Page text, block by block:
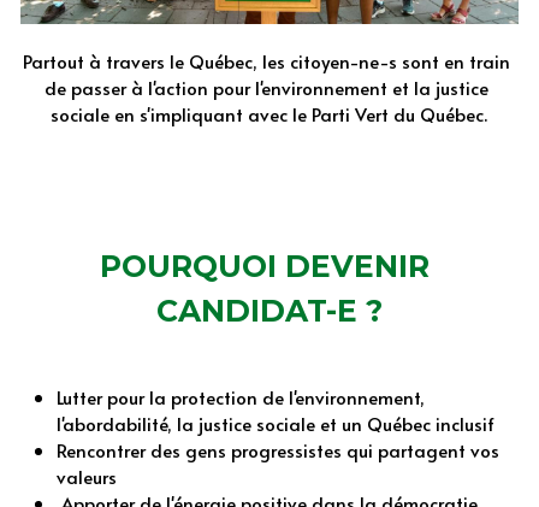
Partout à travers le Québec, les citoyen-ne-s sont en train
de passer à l'action pour l'environnement et la justice
sociale en s'impliquant avec le Parti Vert du Québec.
POURQUOI DEVENIR
CANDIDAT-E ?
Lutter pour la protection de l'environnement,
l'abordabilité, la justice sociale et un Québec inclusif
Rencontrer des gens progressistes qui partagent vos
valeurs